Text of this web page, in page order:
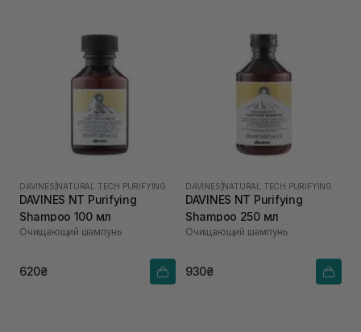
DAVINES NATURAL TECH PURIFYING
DAVINES NT Purifying
Shampoo 100 мл
Очищающий шампунь
620₴
DAVINES NATURAL TECH PURIFYING
DAVINES NT Purifying
Shampoo 250 мл
Очищающий шампунь
930₴